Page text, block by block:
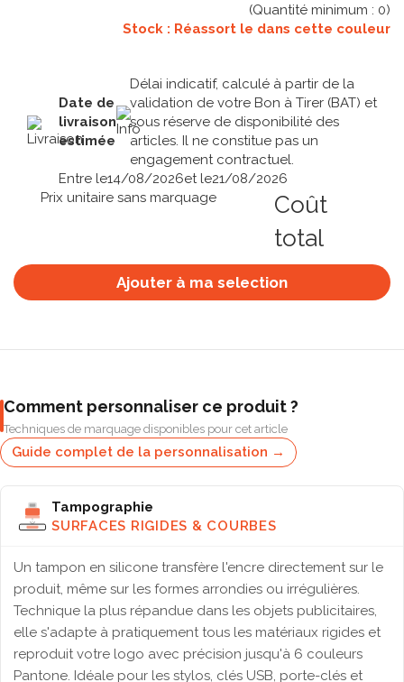
(Quantité minimum : 0)
Stock : Réassort le dans cette couleur
Date de
livraison
estimée
Délai indicatif, calculé à partir de la
validation de votre Bon à Tirer (BAT) et
sous réserve de disponibilité des
articles. Il ne constitue pas un
engagement contractuel.
Entre le14/08/2026et le21/08/2026
Prix unitaire sans marquage
Coût
total
Ajouter à ma selection
Comment personnaliser ce produit ?
Techniques de marquage disponibles pour cet article
Guide complet de la personnalisation →
Tampographie
SURFACES RIGIDES & COURBES
Un tampon en silicone transfère l'encre directement sur le
produit, même sur les formes arrondies ou irrégulières.
Technique la plus répandue dans les objets publicitaires,
elle s'adapte à pratiquement tous les matériaux rigides et
reproduit votre logo avec précision jusqu'à 6 couleurs
Pantone. Idéale pour les stylos, clés USB, porte-clés et